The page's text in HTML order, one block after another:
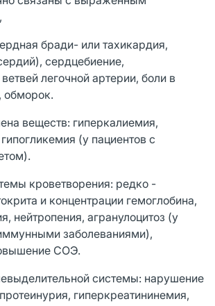
бради- или тахикардия,
сердцебиение,
легочной артерии, боли в
обморок.
веществ: гиперкалиемия,
(у пациентов с
кроветворения: редко -
и концентрации гемоглобина,
нейтропения, агранулоцитоз (у
заболеваниями),
СОЭ.
системы: нарушение
гиперкреатининемия,